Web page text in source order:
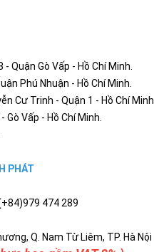
Gò Vấp - Hồ Chí Minh.
Phú Nhuận - Hồ Chí Minh.
Cư Trinh - Quận 1 - Hồ Chí Minh.
Vấp - Hồ Chí Minh.
PHÁT
474 289
Q. Nam Từ Liêm, TP. Hà Nội